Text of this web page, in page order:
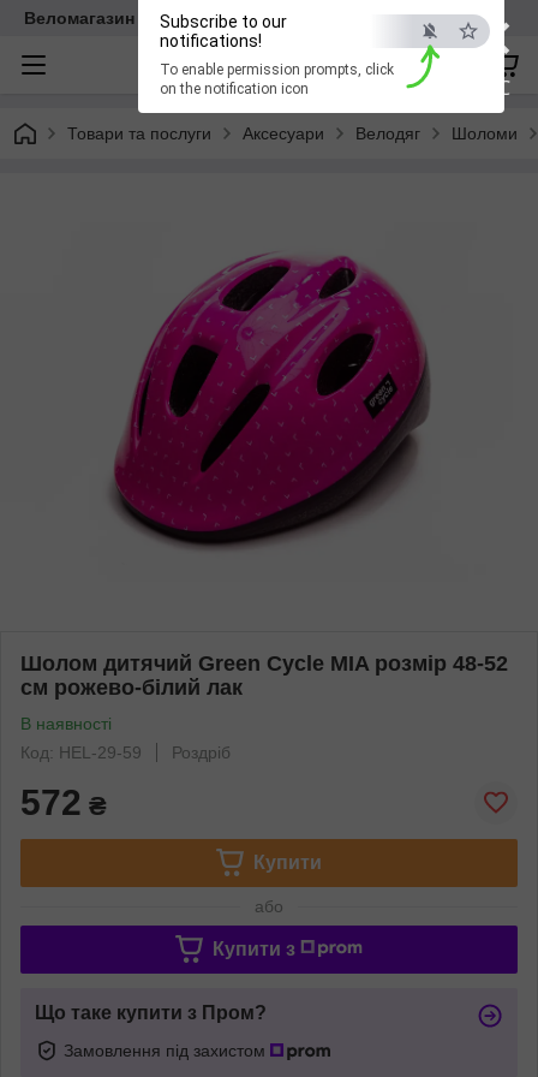
×
ESC
Subscribe to our
notifications!
To enable permission prompts, click
on the notification icon
Веломагазин EasyBike
Товари та послуги Аксесуари Велодяг Шоломи
Шолом дитячий Green Cycle MIA розмір 48-52
см рожево-білий лак
В наявності
Код: HEL-29-59
Роздріб
572 ₴
Купити
або
Купити з
Що таке купити з Пром?
Замовлення під захистом